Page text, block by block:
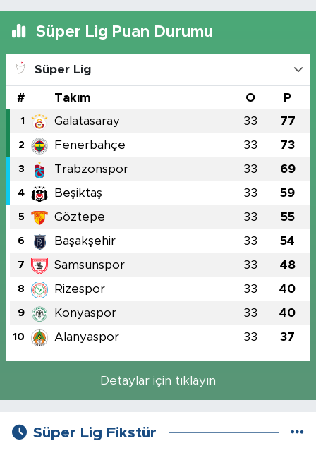
Süper Lig Puan Durumu
Süper Lig
# Takım O P
1 Galatasaray 33 77
2 Fenerbahçe 33 73
3 Trabzonspor 33 69
4 Beşiktaş 33 59
5 Göztepe 33 55
6 Başakşehir 33 54
7 Samsunspor 33 48
8 Rizespor 33 40
9 Konyaspor 33 40
10 Alanyaspor 33 37
Detaylar için tıklayın
Süper Lig Fikstür